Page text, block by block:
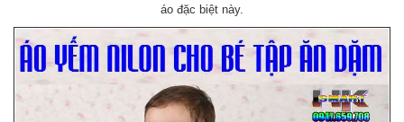
áo đặc biệt này.